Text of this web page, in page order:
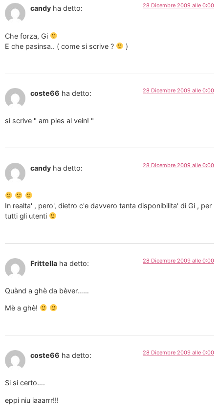
candy ha detto: 28 Dicembre 2009 alle 0:00
Che forza, Gi
E che pasinsa.. ( come si scrive ?
)
coste66 ha detto: 28 Dicembre 2009 alle 0:00
si scrive " am pies al vein! "
candy ha detto: 28 Dicembre 2009 alle 0:00
In realta' , pero', dietro c'e davvero tanta disponibilita' di Gi , per
tutti gli utenti
Frittella ha detto: 28 Dicembre 2009 alle 0:00
Quànd a ghè da bèver……
Mè a ghè!
coste66 ha detto: 28 Dicembre 2009 alle 0:00
Si si certo….
eppi niu iaaarrr!!!